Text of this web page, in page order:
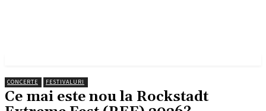
CONCERTE FESTIVALURI
Ce mai este nou la Rockstadt